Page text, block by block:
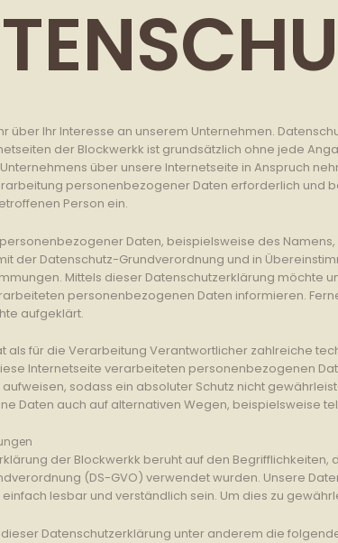
über Ihr Interesse an unserem Unternehmen.
der Blockwerkk ist grundsätzlich ohne jede
über unsere Internetseite in Anspruch
personenbezogener Daten erforderlich und
Person ein.
Daten, beispielsweise des
der Datenschutz-Grundverordnung und in
Mittels dieser Datenschutzerklärung möchte
personenbezogenen Daten informieren.
aufgeklärt.
als für die Verarbeitung Verantwortlicher zahlreiche
Internetseite verarbeiteten personenbezogenen
sodass ein absoluter Schutz nicht
Daten auch auf alternativen Wegen, beispielsweise
der Blockwerkk beruht auf den
(DS-GVO) verwendet wurden. Unsere
lesbar und verständlich sein. Um dies zu
Datenschutzerklärung unter anderem die